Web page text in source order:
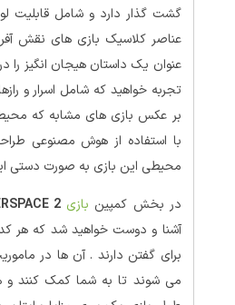
گشت گذار دارد و شامل قابلیت
عناصر کلاسیک بازی های نقش
عنوان یک داستان هیجان انگیز را
تجربه خواهید که شامل اسرار و
بر عکس بازی های مشابه که
با استفاده از هوش مصنوعی
محیطی این بازی به صورت دستی
در بخش کمپین بازی 2
آشنا و دوست خواهید شد که هر
برای گفتن دارند . آن ها در
می شوند تا به شما کمک کنند و